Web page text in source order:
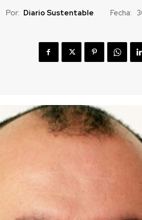
Por: Diario Sustentable Fecha: